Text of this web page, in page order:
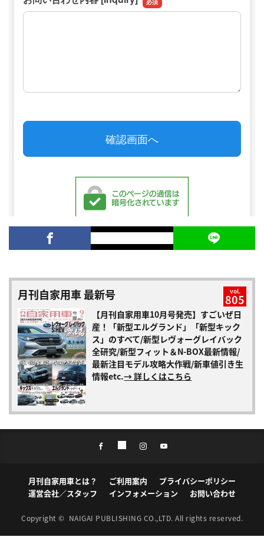
月刊自家用車 最新号 vol.
805
【月刊自家用車10月号発売】すごいぜ日
産！「新型エルグランド」「新型キック
ス」のすべて/新型レヴォーグレイバック
全研究/新型フィット＆N-BOX最新情報/
最新注目モデル攻略大作戦/新車値引き生
情報etc.→ 詳しくはこちら
月刊自家用車とは？ ご利用案内
プライバシーポリシー
運営会社／スタッフ
インフォメーション お問い合わせ
Copyright © NAIGAI PUBLISHING CO.,LTD. All rights reserved.